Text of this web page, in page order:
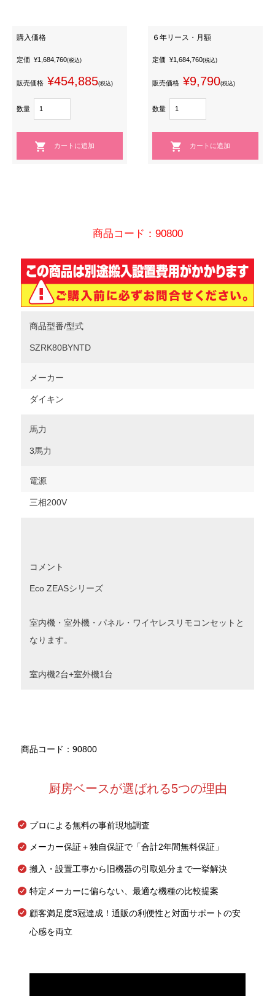
購入価格
定価 ¥1,684,760(税込)
販売価格 ¥454,885(税込)
数量
６年リース・月額
定価 ¥1,684,760(税込)
販売価格 ¥9,790(税込)
数量
商品コード：90800
商品型番/型式
SZRK80BYNTD
メーカー
ダイキン
馬力
3馬力
電源
三相200V
コメント
Eco ZEASシリーズ
室内機・室外機・パネル・ワイヤレスリモコンセットと
なります。
室内機2台+室外機1台
商品コード：90800
厨房ベースが選ばれる5つの理由
プロによる無料の事前現地調査
メーカー保証＋独自保証で「合計2年間無料保証」
搬入・設置工事から旧機器の引取処分まで一挙解決
特定メーカーに偏らない、最適な機種の比較提案
顧客満足度3冠達成！通販の利便性と対面サポートの安
心感を両立